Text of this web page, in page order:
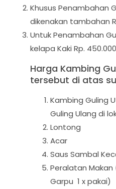
Khusus Penambahan
dikenakan tambahan
Untuk Penambahan
kelapa Kaki Rp.
Harga Kambing
tersebut di atas
Kambing Guling
Guling Ulang di
Lontong
Acar
Saus Sambal
Peralatan Makan
Garpu 1 x pakai)